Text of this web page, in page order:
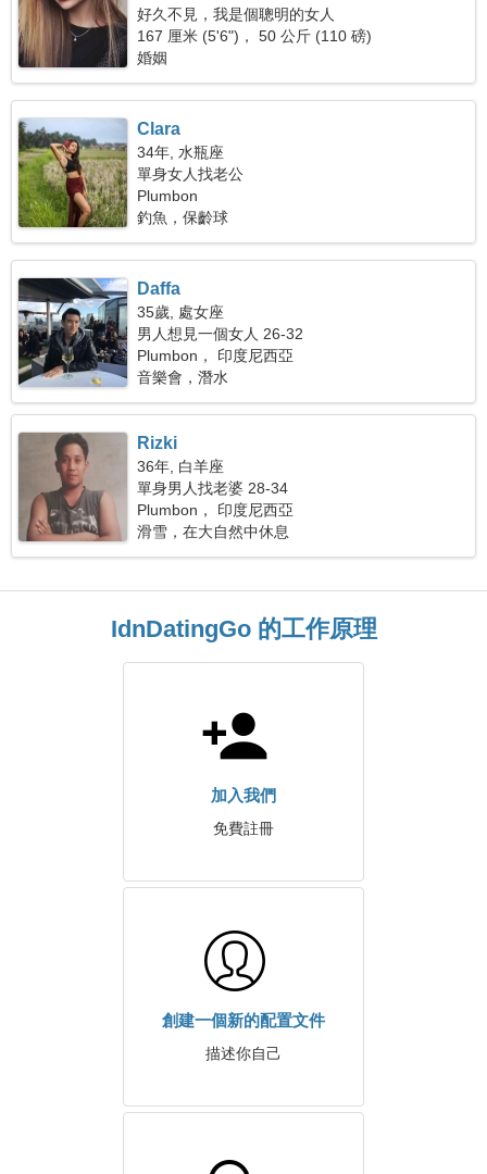
好久不見，我是個聰明的女人
167 厘米 (5'6")， 50 公斤 (110 磅)
婚姻
Clara
34年, 水瓶座
單身女人找老公
Plumbon
釣魚，保齡球
Daffa
35歲, 處女座
男人想見一個女人 26-32
Plumbon， 印度尼西亞
音樂會，潛水
Rizki
36年, 白羊座
單身男人找老婆 28-34
Plumbon， 印度尼西亞
滑雪，在大自然中休息
IdnDatingGo 的工作原理
加入我們
免費註冊
創建一個新的配置文件
描述你自己